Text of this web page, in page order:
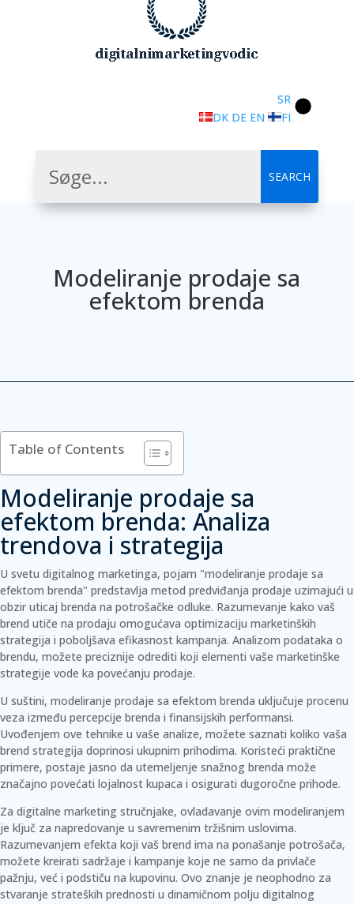
SR
DK DE EN FI
Modeliranje prodaje sa
efektom brenda
Table of Contents
Modeliranje prodaje sa
efektom brenda: Analiza
trendova i strategija
U svetu digitalnog marketinga, pojam "modeliranje prodaje sa
efektom brenda" predstavlja metod predviđanja prodaje uzimajući u
obzir uticaj brenda na potrošačke odluke. Razumevanje kako vaš
brend utiče na prodaju omogućava optimizaciju marketinških
strategija i poboljšava efikasnost kampanja. Analizom podataka o
brendu, možete preciznije odrediti koji elementi vaše marketinške
strategije vode ka povećanju prodaje.
U suštini, modeliranje prodaje sa efektom brenda uključuje procenu
veza između percepcije brenda i finansijskih performansi.
Uvođenjem ove tehnike u vaše analize, možete saznati koliko vaša
brend strategija doprinosi ukupnim prihodima. Koristeći praktične
primere, postaje jasno da utemeljenje snažnog brenda može
značajno povećati lojalnost kupaca i osigurati dugoročne prihode.
Za digitalne marketing stručnjake, ovladavanje ovim modeliranjem
je ključ za napredovanje u savremenim tržišnim uslovima.
Razumevanjem efekta koji vaš brend ima na ponašanje potrošača,
možete kreirati sadržaje i kampanje koje ne samo da privlače
pažnju, već i podstiču na kupovinu. Ovo znanje je neophodno za
stvaranje strateških prednosti u dinamičnom polju digitalnog